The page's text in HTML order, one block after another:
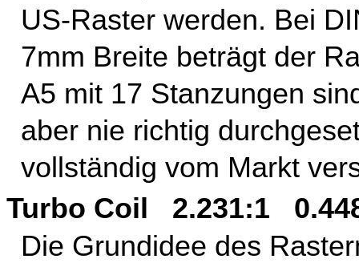
US-Raster werden. Bei
7mm Breite beträgt der
A5 mit 17 Stanzungen
aber nie richtig
vollständig vom Markt
Turbo Coil 2.231:1
Die Grundidee des